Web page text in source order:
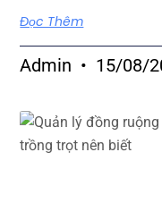
Đọc Thêm
Admin 15/08/